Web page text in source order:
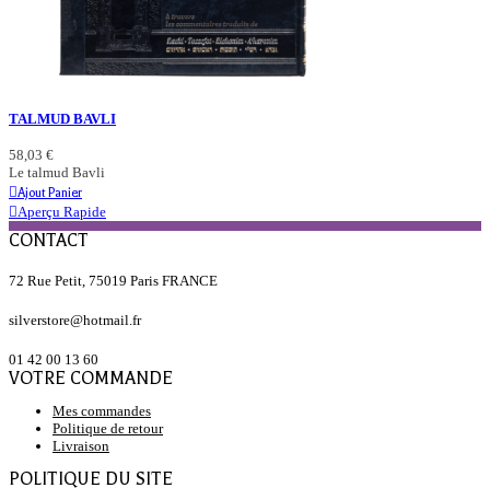
TALMUD BAVLI
58,03 €
Le talmud Bavli
Ajout Panier
Aperçu Rapide
CONTACT
72 Rue Petit, 75019 Paris FRANCE
silverstore@hotmail.fr
01 42 00 13 60
VOTRE COMMANDE
Mes commandes
Politique de retour
Livraison
POLITIQUE DU SITE